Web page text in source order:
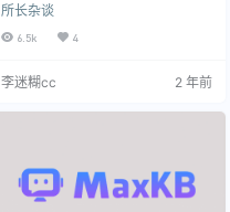
我是有一定运气加持的，因为我做
过的好几个项目都算是踩到了风
好，如果我不知道这些项目，如果
我很喜欢阅读，因为很多时候读到
自己以前不知道的信息的时候…
所长杂谈
6.5k 4
李迷糊cc 2 年前